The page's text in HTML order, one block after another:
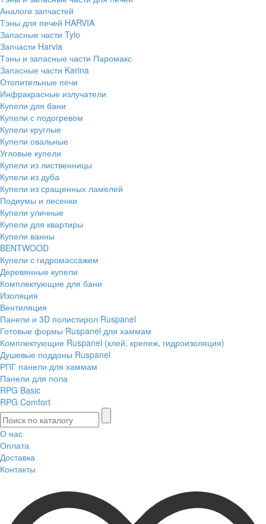
Аналоги запчастей
Тэны для печей HARVIA
Запасные части Tylo
Запчасти Harvia
Тэны и запасные части Паромакс
Запасные части Karina
Отопительные печи
Инфракрасные излучатели
Купели для бани
Купели с подогревом
Купели круглые
Купели овальные
Угловые купели
Купели из лиственницы
Купели из дуба
Купели из сращенных ламелей
Подиумы и лесенки
Купели уличные
Купели для квартиры
Купели ванны
BENTWOOD
Купели с гидромассажем
Деревянные купели
Комплектующие для бани
Изоляция
Вентиляция
Панели и 3D полистирол Ruspanel
Готовые формы Ruspanel для хаммам
Комплектующие Ruspanel (клей, крепеж, гидроизоляция)
Душевые поддоны Ruspanel
РПГ панели для хаммам
Панели для пола
RPG Basic
RPG Comfort
О нас
Оплата
Доставка
Контакты